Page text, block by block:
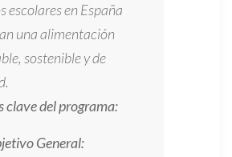
escolares en España
una alimentación
sostenible y de
clave del programa:
General: